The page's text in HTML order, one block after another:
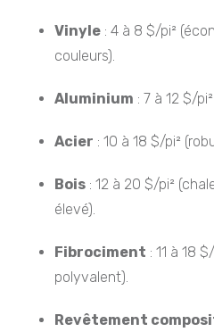
Vinyle : 4 à 8 $/pi²
couleurs).
Aluminium : 7 à 12 $/
Acier : 10 à 18 $/pi²
Bois : 12 à 20 $/pi²
élevé).
Fibrociment : 11 à 18
polyvalent).
Revêtement